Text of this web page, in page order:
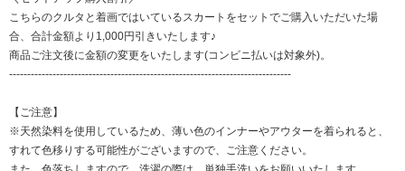
こちらのクルタと着画ではいているスカートをセットでご購入いただいた場
合、合計金額より1,000円引きいたします♪
商品ご注文後に金額の変更をいたします(コンビニ払いは対象外)。
------------------------------------------------------------------------------
【ご注意】
※天然染料を使用しているため、薄い色のインナーやアウターを着られると、
すれて色移りする可能性がございますので、ご注意ください。